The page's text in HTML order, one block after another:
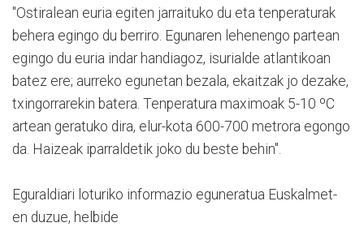
"Ostiralean euria egiten jarraituko du eta tenperaturak
behera egingo du berriro. Egunaren lehenengo partean
egingo du euria indar handiagoz, isurialde atlantikoan
batez ere; aurreko egunetan bezala, ekaitzak jo dezake,
txingorrarekin batera. Tenperatura maximoak 5-10 ºC
artean geratuko dira, elur-kota 600-700 metrora egongo
da. Haizeak iparraldetik joko du beste behin".
Eguraldiari loturiko informazio eguneratua Euskalmet-
en duzue, helbide